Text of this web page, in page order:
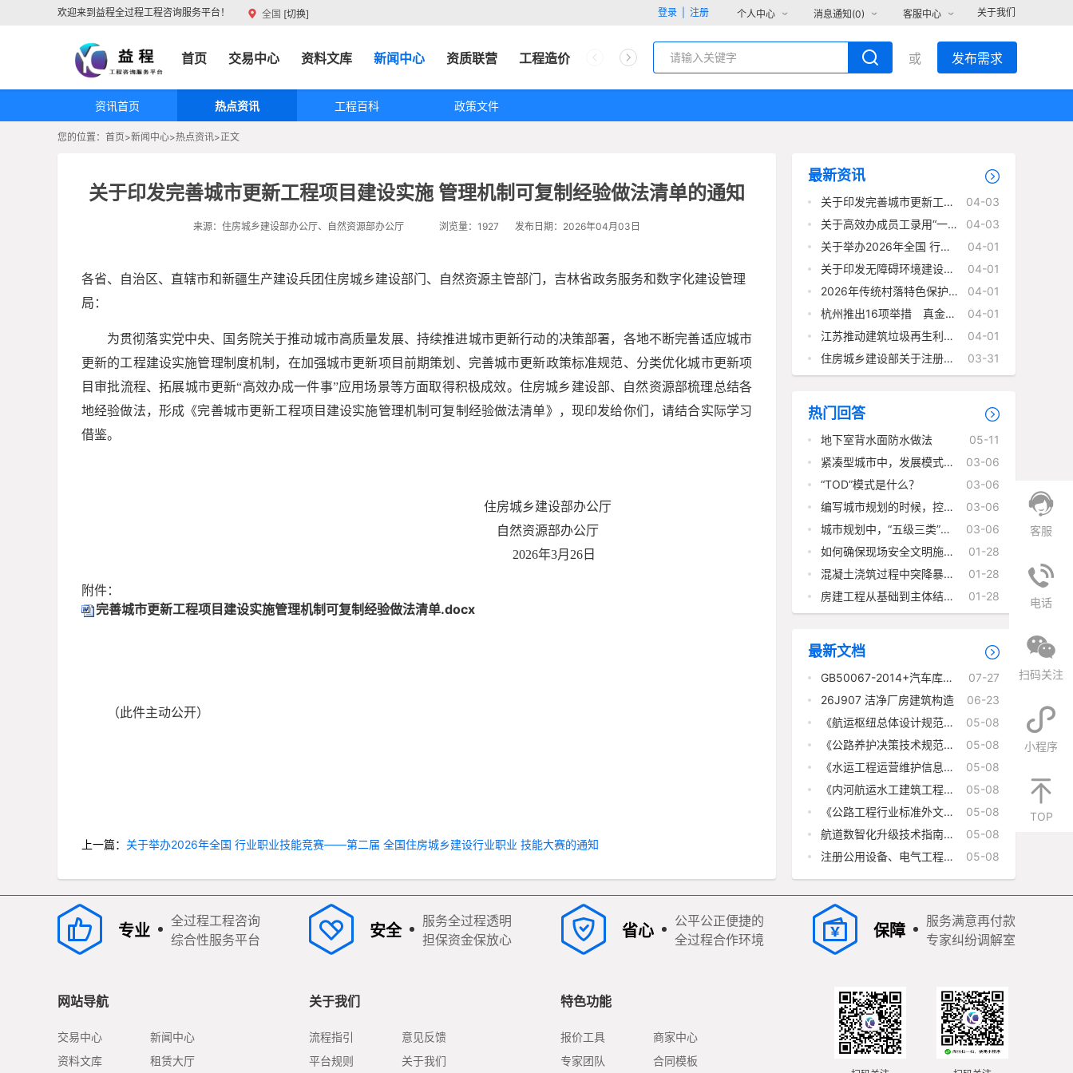
欢迎来到益程全过程工程咨询服务平台！ 全国 [切换] 登录 注册 个人中心 消息通知(0) 客服中心 关于我们
首页 交易中心 资料文库 新闻中心 资质联营 工程造价 工程问答 客服中心 或 发布需求
资讯首页 热点资讯 工程百科 政策文件
您的位置： 首页>新闻中心>热点资讯>正文
关于印发完善城市更新工程项目建设实施 管理机制可复制经验做法清单的通知
来源：住房城乡建设部办公厅、自然资源部办公厅 浏览量：1927 发布日期：2026年04月03日
各省、自治区、直辖市和新疆生产建设兵团住房城乡建设部门、自然资源主管部门，吉林省政务服务和数字化建设管理
局：
为贯彻落实党中央、国务院关于推动城市高质量发展、持续推进城市更新行动的决策部署，各地不断完善适应城市
更新的工程建设实施管理制度机制，在加强城市更新项目前期策划、完善城市更新政策标准规范、分类优化城市更新项
目审批流程、拓展城市更新“高效办成一件事”应用场景等方面取得积极成效。 住房城乡建设部、自然资源部梳理总结各
地经验做法，形成《完善城市更新工程项目建设实施管理机制可复制经验做法清单》，现印发给你们，请结合实际学习
借鉴。
住房城乡建设部办公厅
自然资源部办公厅
2026年3月26日
附件：
完善城市更新工程项目建设实施管理机制可复制经验做法清单.docx
（此件主动公开）
上一篇： 关于举办2026年全国 行业职业技能竞赛——第二届 全国住房城乡建设行业职业 技能大赛的通知
最新资讯
关于印发完善城市更新工程
制经验做法清单的通知
04-03
关于高效办成员工录用“一
04-03
关于举办2026年全国 行业
国住房城乡建设行业职业 技
04-01
关于印发无障碍环境建设可
批）的通知
04-01
2026年传统村落特色保护区
示
04-01
杭州推出16项举措 真金白
04-01
江苏推动建筑垃圾再生利用
04-01
住房城乡建设部关于注册公
03-31
热门回答
地下室背水面防水做法
05-11
紧凑型城市中，发展模式的
03-06
“TOD”模式是什么？
03-06
编写城市规划的时候，控制
几个方面？
03-06
城市规划中，“五级三类”规
03-06
如何确保现场安全文明施工
准》（JGJ59-2011）？
01-28
混凝土浇筑过程中突降暴
处理？
01-28
房建工程从基础到主体结构
01-28
最新文档
GB50067-2014+汽车库、
范
07-27
26J907 洁净厂房建筑构造
06-23
《航运枢纽总体设计规范》
05-08
《公路养护决策技术规范》
05-08
《水运工程运营维护信息模
2026)
05-08
《内河航运水工建筑工程定
2019）局部修订（整治建
05-08
《公路工程行业标准外文版
1004-2026）
05-08
航道数智化升级技术指南
05-08
注册公用设备、电气工程师
05-08
专业
全过程工程咨询
综合性服务平台
安全
服务全过程透明
担保资金保放心
省心
公平公正便捷的
全过程合作环境
保障
服务满意再付款
专家纠纷调解室
网站导航
交易中心
新闻中心
资料文库
租赁大厅
关于我们
流程指引
意见反馈
平台规则
关于我们
特色功能
报价工具
商家中心
专家团队
合同模板
客服
电话
扫码关注
小程序
TOP